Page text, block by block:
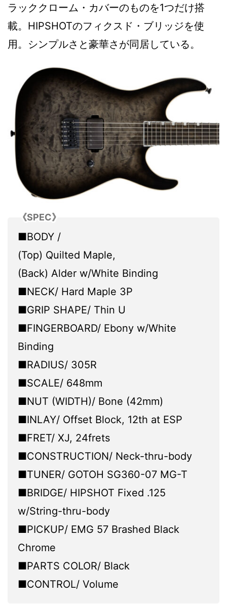
ラッククローム・カバーのものを1つだけ搭
載。HIPSHOTのフィクスド・ブリッジを使
用。シンプルさと豪華さが同居している。
《SPEC》
■BODY /
(Top) Quilted Maple,
(Back) Alder w/White Binding
■NECK/ Hard Maple 3P
■GRIP SHAPE/ Thin U
■FINGERBOARD/ Ebony w/White
Binding
■RADIUS/ 305R
■SCALE/ 648mm
■NUT (WIDTH)/ Bone (42mm)
■INLAY/ Offset Block, 12th at ESP
■FRET/ XJ, 24frets
■CONSTRUCTION/ Neck-thru-body
■TUNER/ GOTOH SG360-07 MG-T
■BRIDGE/ HIPSHOT Fixed .125
w/String-thru-body
■PICKUP/ EMG 57 Brashed Black
Chrome
■PARTS COLOR/ Black
■CONTROL/ Volume